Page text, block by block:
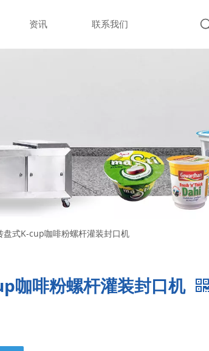
资讯 联系我们
盘式K-cup咖啡粉螺杆灌装封口机
咖啡粉螺杆灌装封口机